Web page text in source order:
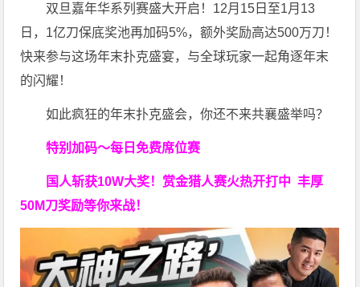
双旦嘉年华系列赛盛大开启！12月15日至1月13
日，1亿刀保底奖池再加码5%，额外奖励高达500万刀！
快来参与这场年末扑克盛宴，与全球玩家一起角逐年末
的闪耀！
如此疯狂的年末扑克盛会，你还不来共襄盛举吗？
特别加码～每日免费席位赛
国人斩获10W大奖！ 赏金猎人赛火热开打中 丰厚
50M刀奖励等你来战！